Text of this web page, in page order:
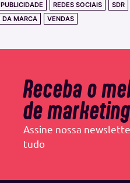
PUBLICIDADE REDES SOCIAIS SDR
DA MARCA
VENDAS
Receba o
de
Assine nossa
tudo